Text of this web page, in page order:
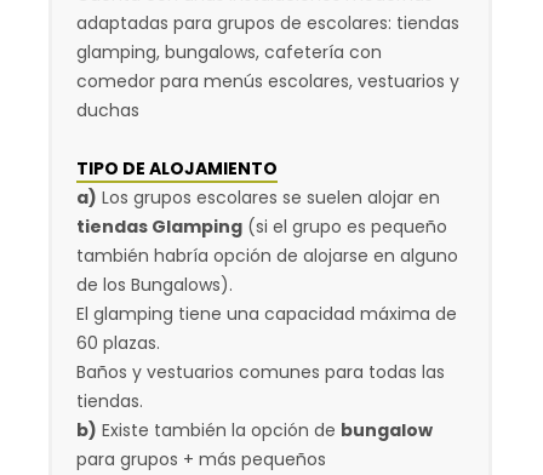
adaptadas para grupos de escolares: tiendas
glamping, bungalows, cafetería con
comedor para menús escolares, vestuarios y
duchas
TIPO DE ALOJAMIENTO
a) Los grupos escolares se suelen alojar en
tiendas Glamping (si el grupo es pequeño
también habría opción de alojarse en alguno
de los Bungalows).
El glamping tiene una capacidad máxima de
60 plazas.
Baños y vestuarios comunes para todas las
tiendas.
b) Existe también la opción de bungalow
para grupos + más pequeños